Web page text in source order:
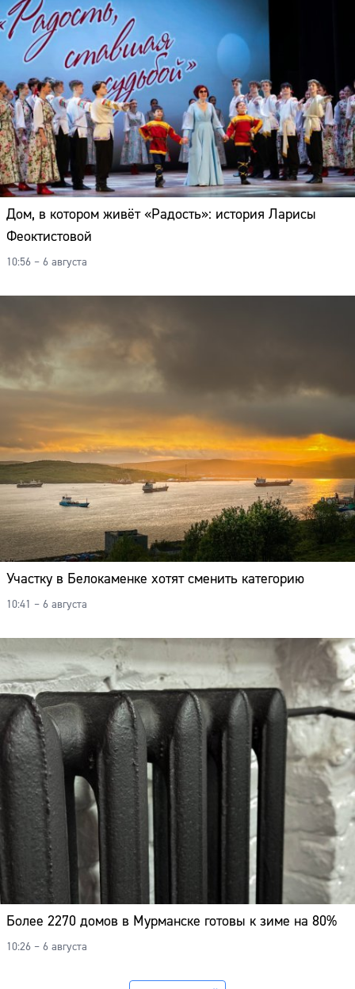
Дом, в котором живёт «Радость»: история Ларисы
Феоктистовой
10:56 – 6 августа
Участку в Белокаменке хотят сменить категорию
10:41 – 6 августа
Более 2270 домов в Мурманске готовы к зиме на 80%
10:26 – 6 августа